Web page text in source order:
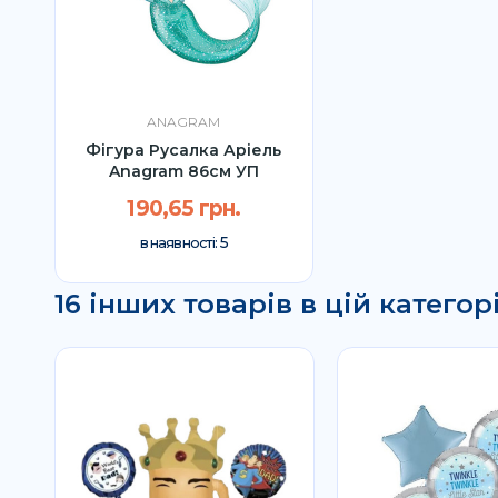
ANAGRAM
Фігура Русалка Аріель
Anagram 86см УП
190,65 грн.
в наявності: 5
16 інших товарів в цій